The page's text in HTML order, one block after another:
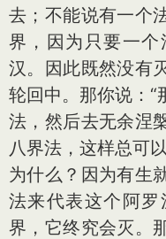
去；不能说有一个
界，因为只要一
汉。因此既然没有
轮回中。那你说：“
法，然后去无余涅
八界法，这样总可
为什么？因为有生
法来代表这个阿
界，它终究会灭。